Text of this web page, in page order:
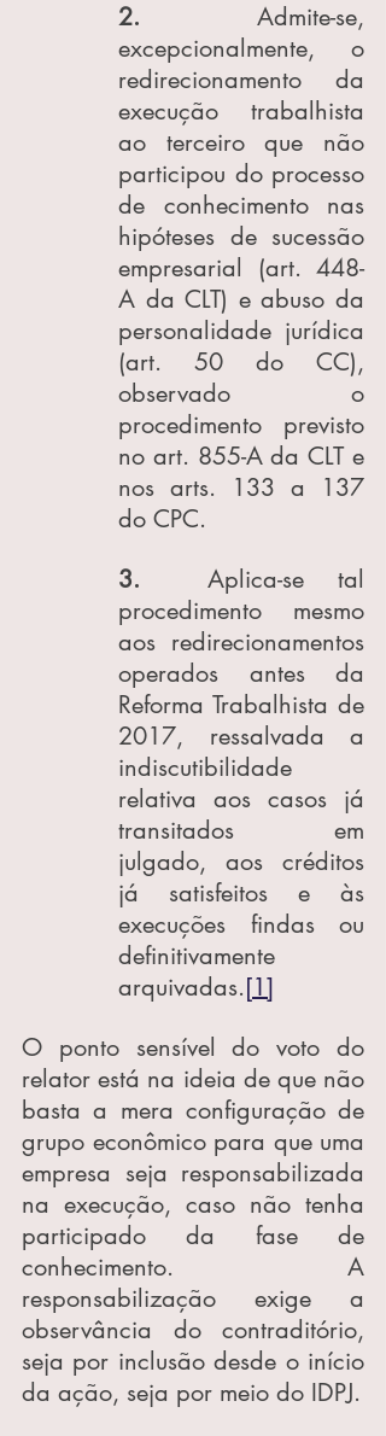
2. Admite-se,
excepcionalmente, o
redirecionamento da
execução trabalhista
ao terceiro que não
participou do processo
de conhecimento nas
hipóteses de sucessão
empresarial (art. 448-
A da CLT) e abuso da
personalidade jurídica
(art. 50 do CC),
observado o
procedimento previsto
no art. 855-A da CLT e
nos arts. 133 a 137
do CPC.
3. Aplica-se tal
procedimento mesmo
aos redirecionamentos
operados antes da
Reforma Trabalhista de
2017, ressalvada a
indiscutibilidade
relativa aos casos já
transitados em
julgado, aos créditos
já satisfeitos e às
execuções findas ou
definitivamente
arquivadas.[1]
O ponto sensível do voto do
relator está na ideia de que não
basta a mera configuração de
grupo econômico para que uma
empresa seja responsabilizada
na execução, caso não tenha
participado da fase de
conhecimento. A
responsabilização exige a
observância do contraditório,
seja por inclusão desde o início
da ação, seja por meio do IDPJ.